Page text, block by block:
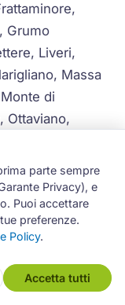
Grumo
Liveri,
Massa
di
Ottaviano,
Abate,
Bel Sito, San
Santa Maria
parte sempre
Privacy), e
Puoi accettare
preferenze.
Policy.
Accetta tutti